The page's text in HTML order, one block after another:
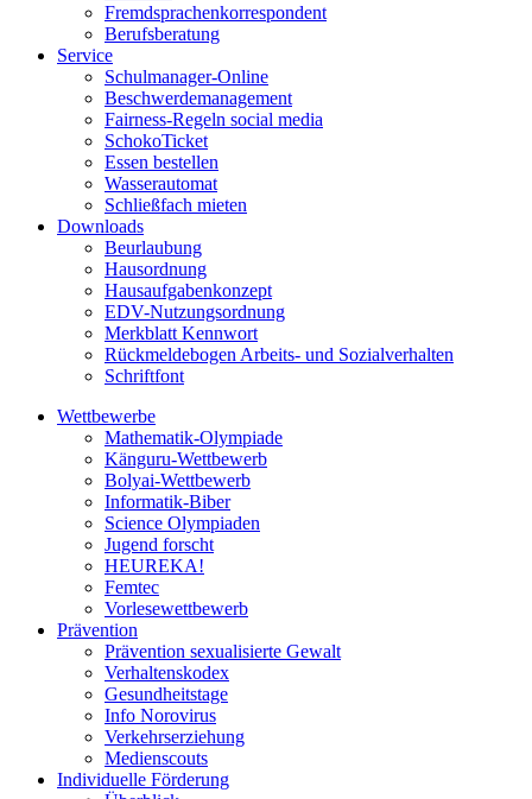
Fremdsprachenkorrespondent
Berufsberatung
Service
Schulmanager-Online
Beschwerdemanagement
Fairness-Regeln social media
SchokoTicket
Essen bestellen
Wasserautomat
Schließfach mieten
Downloads
Beurlaubung
Hausordnung
Hausaufgabenkonzept
EDV-Nutzungsordnung
Merkblatt Kennwort
Rückmeldebogen Arbeits- und Sozialverhalten
Schriftfont
Wettbewerbe
Mathematik-Olympiade
Känguru-Wettbewerb
Bolyai-Wettbewerb
Informatik-Biber
Science Olympiaden
Jugend forscht
HEUREKA!
Femtec
Vorlesewettbewerb
Prävention
Prävention sexualisierte Gewalt
Verhaltenskodex
Gesundheitstage
Info Norovirus
Verkehrserziehung
Medienscouts
Individuelle Förderung